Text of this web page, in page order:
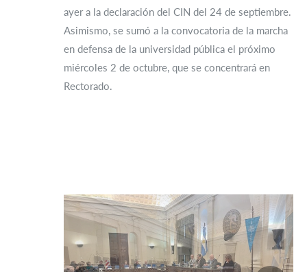
ayer a la declaración del CIN del 24 de septiembre.
Asimismo, se sumó a la convocatoria de la marcha
en defensa de la universidad pública el próximo
miércoles 2 de octubre, que se concentrará en
Rectorado.